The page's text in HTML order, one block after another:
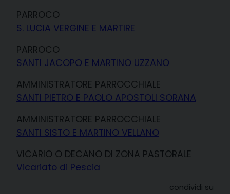
PARROCO
S. LUCIA VERGINE E MARTIRE
PARROCO
SANTI JACOPO E MARTINO UZZANO
AMMINISTRATORE PARROCCHIALE
SANTI PIETRO E PAOLO APOSTOLI SORANA
AMMINISTRATORE PARROCCHIALE
SANTI SISTO E MARTINO VELLANO
VICARIO O DECANO DI ZONA PASTORALE
Vicariato di Pescia
condividi su